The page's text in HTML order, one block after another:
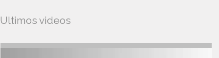
Ultimos videos